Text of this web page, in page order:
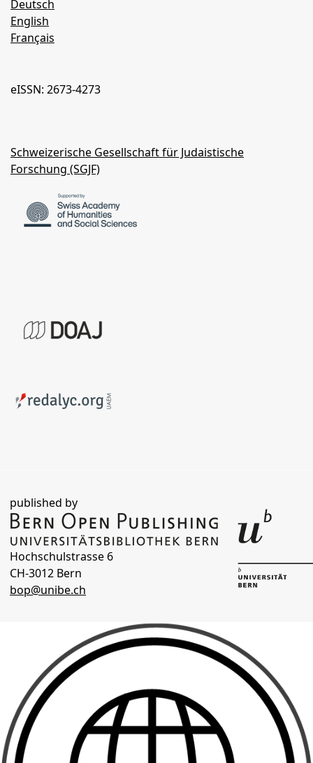
Deutsch
English
Français
eISSN: 2673-4273
Schweizerische Gesellschaft für Judaistische
Forschung (SGJF)
published by
Hochschulstrasse 6
CH-3012 Bern
bop@unibe.ch